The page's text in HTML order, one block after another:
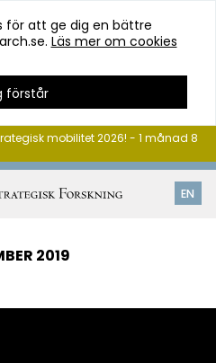
för att ge dig en bättre
Läs mer om cookies
förstår
EN
mobilitet 2026! - 1 månad 8
2019